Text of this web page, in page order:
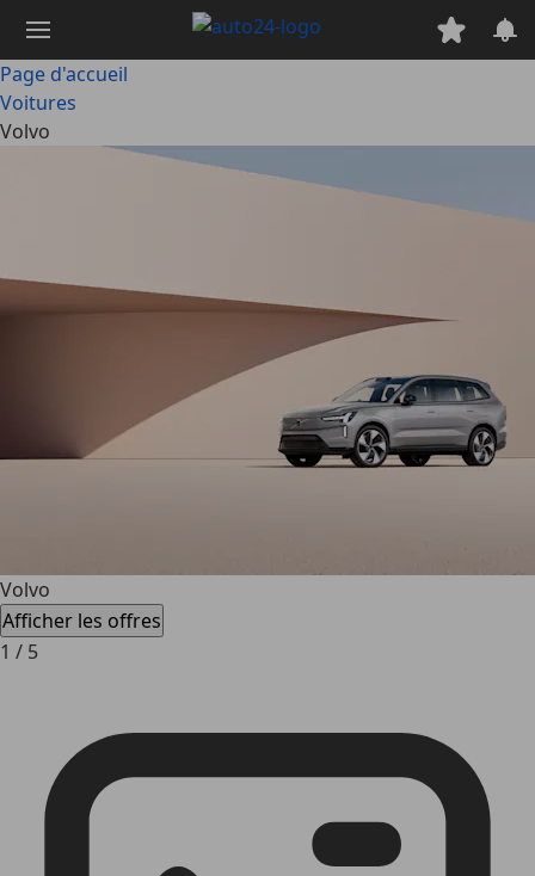
contenu
principal
Page d'accueil
Voitures
Volvo
Volvo
Afficher les offres
1 / 5